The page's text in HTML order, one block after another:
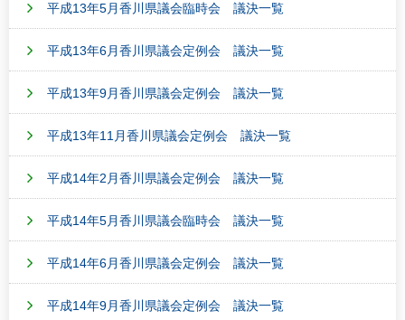
平成13年5月香川県議会臨時会 議決一覧
平成13年6月香川県議会定例会 議決一覧
平成13年9月香川県議会定例会 議決一覧
平成13年11月香川県議会定例会 議決一覧
平成14年2月香川県議会定例会 議決一覧
平成14年5月香川県議会臨時会 議決一覧
平成14年6月香川県議会定例会 議決一覧
平成14年9月香川県議会定例会 議決一覧